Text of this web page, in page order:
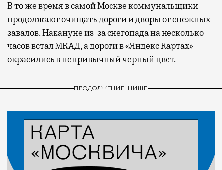
В то же время в самой Москве коммунальщики
продолжают очищать дороги и дворы от снежных
завалов. Накануне из-за снегопада на несколько
часов встал МКАД, а дороги в «Яндекс Картах»
окрасились в непривычный черный цвет.
ПРОДОЛЖЕНИЕ НИЖЕ